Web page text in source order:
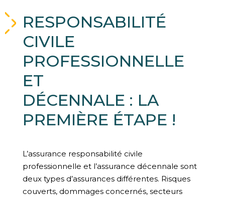
RESPONSABILITÉ
CIVILE
PROFESSIONNELLE
ET
DÉCENNALE : LA
PREMIÈRE ÉTAPE !
L’assurance responsabilité civile
professionnelle et l’assurance décennale sont
deux types d’assurances différentes. Risques
couverts, dommages concernés, secteurs